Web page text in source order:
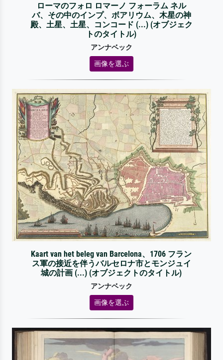
ローマのフォロ ロマーノ フォーラム ネル
バ、その中のインプ、ボアリウム、木星の神
殿、土星、土星、コンコード (...) (オブジェク
トのタイトル)
アンナベック
画像を選ぶ
Kaart van het beleg van Barcelona、1706 フラン
ス軍の接近を伴うバルセロナ市とモンジュイ
城の計画 (...) (オブジェクトのタイトル)
アンナベック
画像を選ぶ